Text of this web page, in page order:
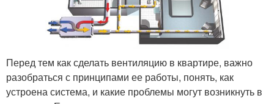
Перед тем как сделать вентиляцию в квартире, важно
разобраться с принципами ее работы, понять, как
устроена система, и какие проблемы могут возникнуть в